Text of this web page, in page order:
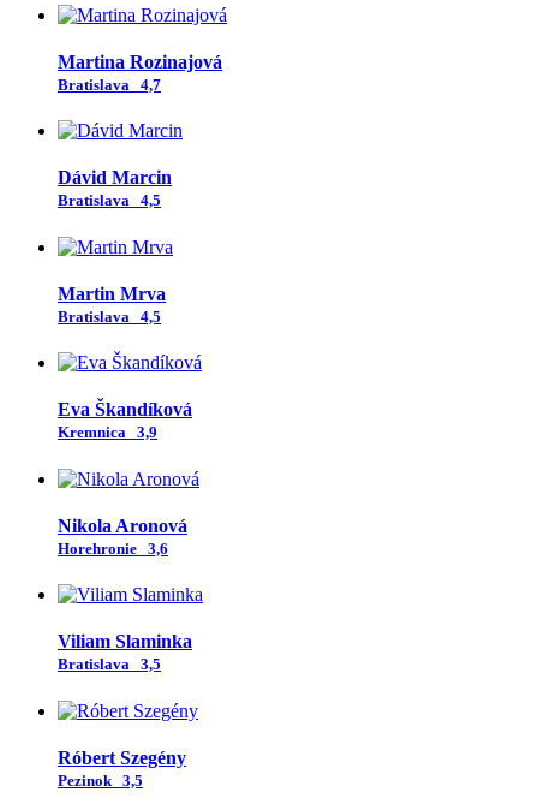
Martina Rozinajová
Bratislava 4,7
Dávid Marcin
Bratislava 4,5
Martin Mrva
Bratislava 4,5
Eva Škandíková
Kremnica 3,9
Nikola Aronová
Horehronie 3,6
Viliam Slaminka
Bratislava 3,5
Róbert Szegény
Pezinok 3,5